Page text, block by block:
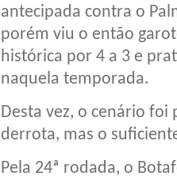
antecipada contra o
porém viu o então
histórica por 4 a 3 e
naquela temporada.
Desta vez, o cenário
derrota, mas o
Pela 24ª rodada, o